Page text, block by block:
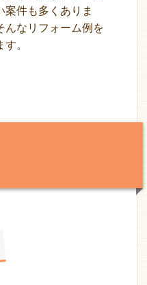
案件も多くありま
なリフォーム例を
す。